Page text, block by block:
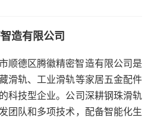
造有限公司
顺德区腾徽精密智造有限公司是
滑轨、工业滑轨等家居五金配件
科技型企业。公司深耕钢珠滑轨
团队和多项技术，配备智能化生